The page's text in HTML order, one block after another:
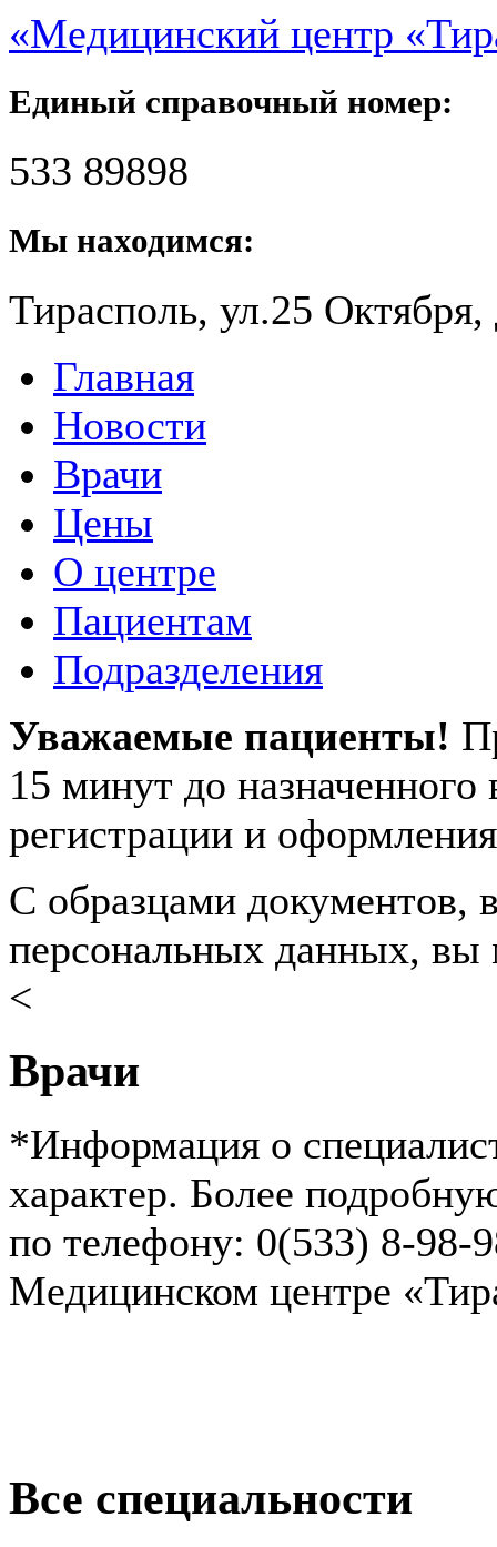
«Медицинский центр
Единый справочный номер:
533 89898
Мы находимся:
Тирасполь, ул.25 Октября,
Главная
Новости
Врачи
Цены
О центре
Пациентам
Подразделения
Уважаемые пациенты!
15 минут до
регистрации и
С образцами документов,
персональных данных, вы
<
Врачи
*Информация о
характер. Более
по телефону: 0(533) 8-98-
Медицинском центре
Все специальности